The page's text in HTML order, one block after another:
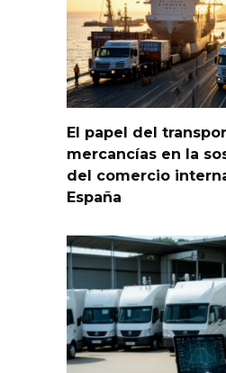
El papel del
mercancías en la
del comercio
España